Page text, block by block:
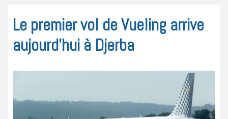
Le premier vol de Vueling arrive
aujourd’hui à Djerba